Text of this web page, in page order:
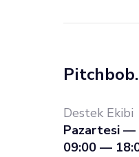
Destek Ekibi
Pazartesi —
09:00 —